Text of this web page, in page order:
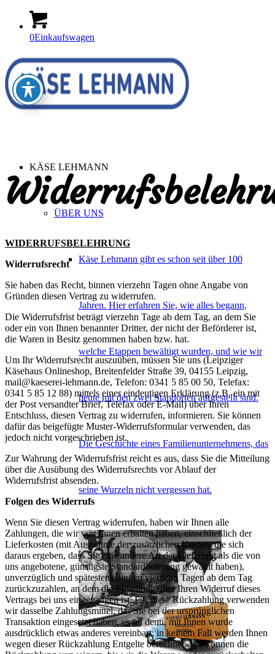
0Einkaufswagen
KÄSE LEHMANN
ÜBER UNS
Käse Lehmann gibt es schon seit über 100
Jahren. Hier erfahren Sie, wie alles begann,
welche Etappen bewältigt wurden, und wie wir
heute mit den zwei Standorten aufgestellt sind.
Die Geschichte eines Familienunternehmens, das
seine Wurzeln nicht vergessen hat.
WIDERRUFSBELEHRUNG
Widerrufsrecht
Sie haben das Recht, binnen vierzehn Tagen ohne Angabe von
Gründen diesen Vertrag zu widerrufen.
Die Widerrufsfrist beträgt vierzehn Tage ab dem Tag, an dem Sie
oder ein von Ihnen benannter Dritter, der nicht der Beförderer ist,
die Waren in Besitz genommen haben bzw. hat.
Um Ihr Widerrufsrecht auszuüben, müssen Sie uns (Leipziger
Käsehaus Onlineshop, Breitenfelder Straße 39, 04155 Leipzig,
mail@kaeserei-lehmann.de, Telefon: 0341 5 85 00 50, Telefax:
0341 5 85 12 88) mittels einer eindeutigen Erklärung (z.B. ein mit
der Post versandter Brief, Telefax oder E-Mail) über Ihren
Entschluss, diesen Vertrag zu widerrufen, informieren. Sie können
dafür das beigefügte Muster-Widerrufsformular verwenden, das
jedoch nicht vorgeschrieben ist.
Zur Wahrung der Widerrufsfrist reicht es aus, dass Sie die Mitteilung
über die Ausübung des Widerrufsrechts vor Ablauf der
Widerrufsfrist absenden.
Folgen des Widerrufs
Wenn Sie diesen Vertrag widerrufen, haben wir Ihnen alle
Zahlungen, die wir von Ihnen erhalten haben, einschließlich der
Lieferkosten (mit Ausnahme der zusätzlichen Kosten, die sich
daraus ergeben, dass Sie eine andere Art der Lieferung als die von
uns angebotene, günstigste Standardlieferung gewählt haben),
unverzüglich und spätestens binnen vierzehn Tagen ab dem Tag
zurückzuzahlen, an dem die Mitteilung über Ihren Widerruf dieses
Vertrags bei uns eingegangen ist. Für diese Rückzahlung verwenden
wir dasselbe Zahlungsmittel, das Sie bei der ursprünglichen
Transaktion eingesetzt haben, es sei denn, mit Ihnen wurde
ausdrücklich etwas anderes vereinbart; in keinem Fall werden Ihnen
wegen dieser Rückzahlung Entgelte berechnet. Wir können die